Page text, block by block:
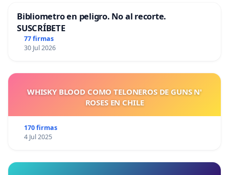
Bibliometro en peligro. No al recorte.
SUSCRÍBETE
77 firmas
30 Jul 2026
WHISKY BLOOD COMO TELONEROS DE GUNS N'
ROSES EN CHILE
170 firmas
4 Jul 2025